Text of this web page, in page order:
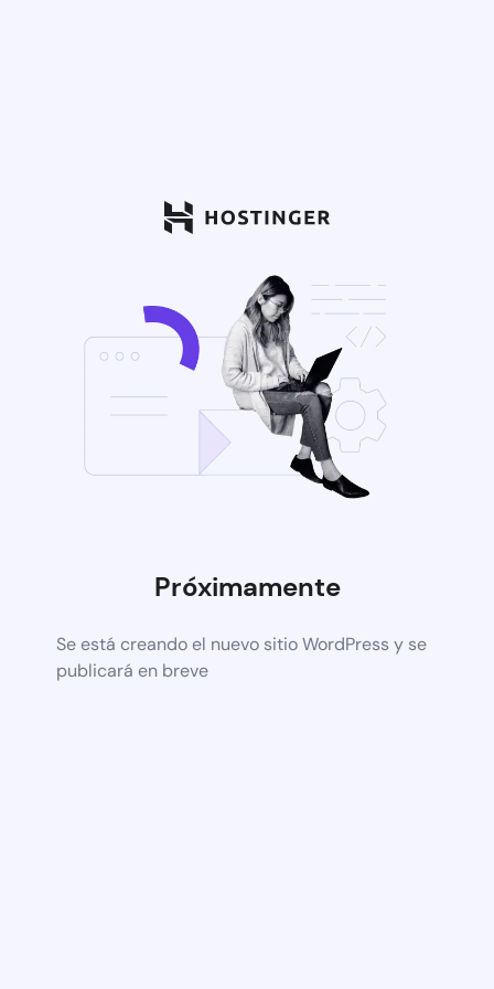
Próximamente
Se está creando el nuevo sitio WordPress y se
publicará en breve